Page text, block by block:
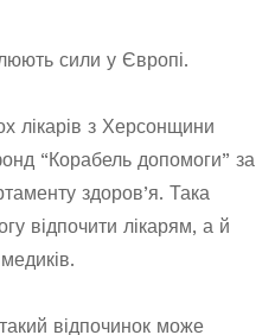
сили у Європі.
лікарів з Херсонщини
“Корабель допомоги” за
здоров’я. Така
відпочити лікарям, а й
відпочинок може